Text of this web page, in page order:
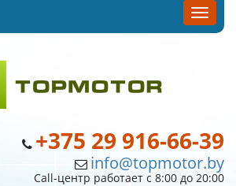
+375 29 916-66-39
info@topmotor.by
Call-центр работает с 8:00 до 20:00